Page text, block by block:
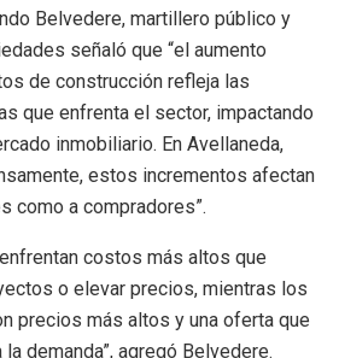
Belvedere, martillero público y
señaló que “el aumento
de construcción refleja las
que enfrenta el sector, impactando
inmobiliario. En Avellaneda,
estos incrementos afectan
como a compradores”.
costos más altos que
o elevar precios, mientras los
precios más altos y una oferta que
demanda”, agregó Belvedere.